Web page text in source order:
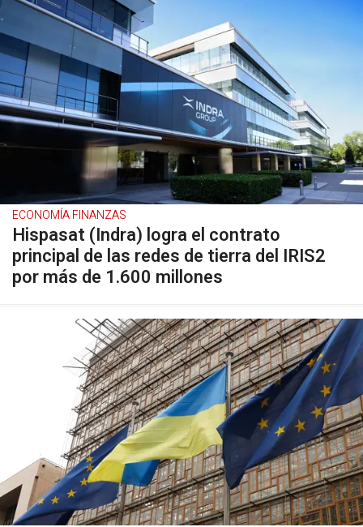
ECONOMÍA FINANZAS
Hispasat (Indra) logra el contrato
principal de las redes de tierra del IRIS2
por más de 1.600 millones